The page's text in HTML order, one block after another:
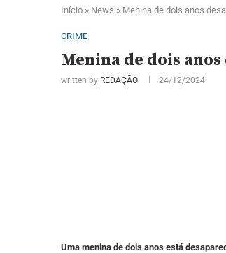
Início » News » Menina de dois anos
CRIME
Menina de dois
written by REDAÇÃO 24/12/2024
Uma menina de dois anos está